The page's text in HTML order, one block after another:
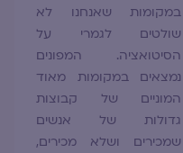
במקומות שאנחנו לא
שולטים לגמרי על
הסיטואציה. המפונים
נמצאים במקומות מאוד
המוניים של קבוצות
גדולות של אנשים
שמכירים ושלא מכירים,